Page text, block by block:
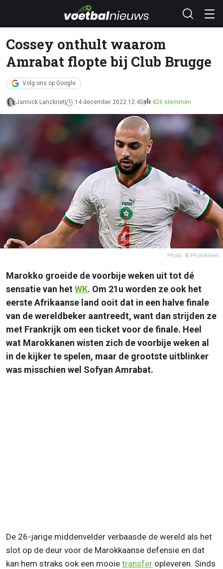
Cossey onthult waarom
Amrabat flopte bij Club Brugge
Volg ons op Google
Jannick Lanckriet 14 december 2022 12:45 426 stemmen
Photo: © PhotoNews
Marokko groeide de voorbije weken uit tot dé
sensatie van hetWK. Om 21u worden ze ook het
eerste Afrikaanse land ooit dat in een halve finale
van de wereldbeker aantreedt, want dan strijden ze
met Frankrijk om een ticket voor de finale. Heel
wat Marokkanen wisten zich de voorbije weken al
in de kijker te spelen, maar de grootste uitblinker
was misschien wel Sofyan Amrabat.
De 26-jarige middenvelder verbaasde de wereld als het
slot op de deur voor de Marokkaanse defensie en dat
kan hem straks ook een mooie transfer opleveren. Sinds